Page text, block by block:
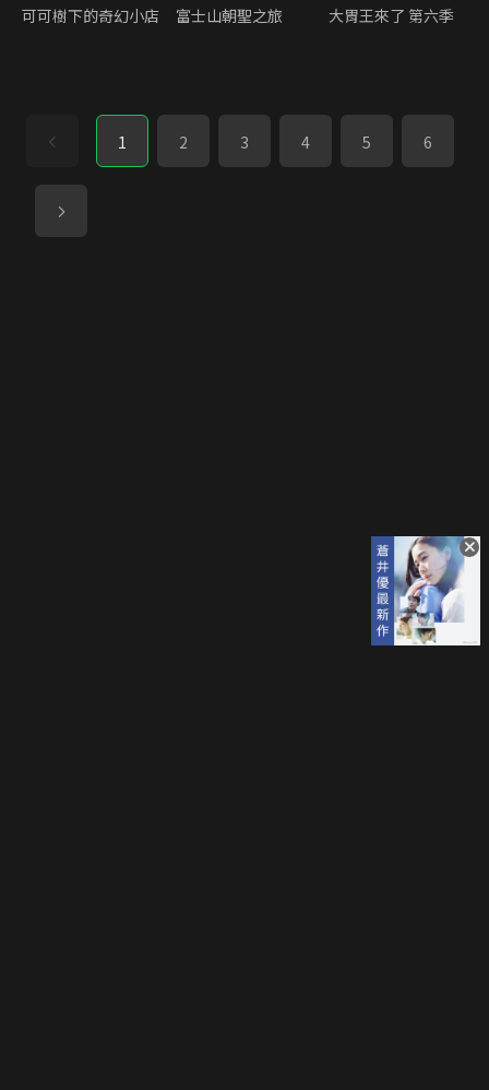
可可樹下的奇幻小店 富士山朝聖之旅 大胃王來了 第六季
1 2 3 4 5 6